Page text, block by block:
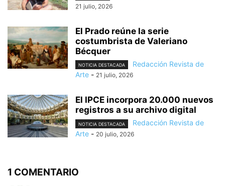
21 julio, 2026
El Prado reúne la serie
costumbrista de Valeriano
Bécquer
NOTICIA DESTACADA
Redacción Revista de
Arte - 21 julio, 2026
El IPCE incorpora 20.000 nuevos
registros a su archivo digital
NOTICIA DESTACADA
Redacción Revista de
Arte - 20 julio, 2026
1 COMENTARIO